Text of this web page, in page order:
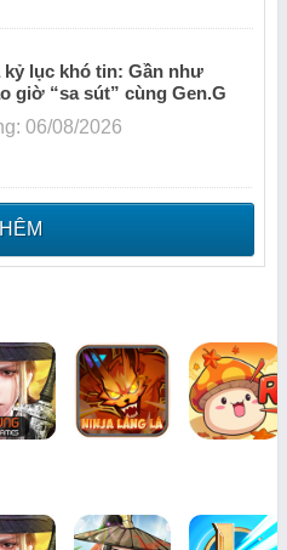
kỷ lục khó tin: Gần như
giờ “sa sút” cùng Gen.G
06/08/2026